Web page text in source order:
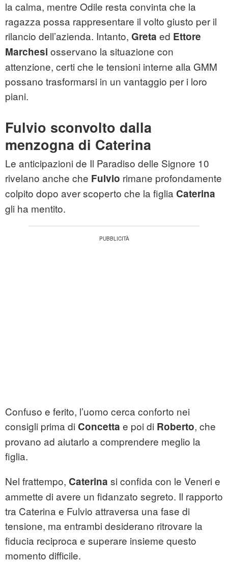
la calma, mentre Odile resta convinta che la
ragazza possa rappresentare il volto giusto per il
rilancio dell’azienda. Intanto, Greta ed Ettore
Marchesi osservano la situazione con
attenzione, certi che le tensioni interne alla GMM
possano trasformarsi in un vantaggio per i loro
piani.
Fulvio sconvolto dalla
menzogna di Caterina
Le anticipazioni de Il Paradiso delle Signore 10
rivelano anche che Fulvio rimane profondamente
colpito dopo aver scoperto che la figlia Caterina
gli ha mentito.
Confuso e ferito, l’uomo cerca conforto nei
consigli prima di Concetta e poi di Roberto, che
provano ad aiutarlo a comprendere meglio la
figlia.
Nel frattempo, Caterina si confida con le Veneri e
ammette di avere un fidanzato segreto. Il rapporto
tra Caterina e Fulvio attraversa una fase di
tensione, ma entrambi desiderano ritrovare la
fiducia reciproca e superare insieme questo
momento difficile.